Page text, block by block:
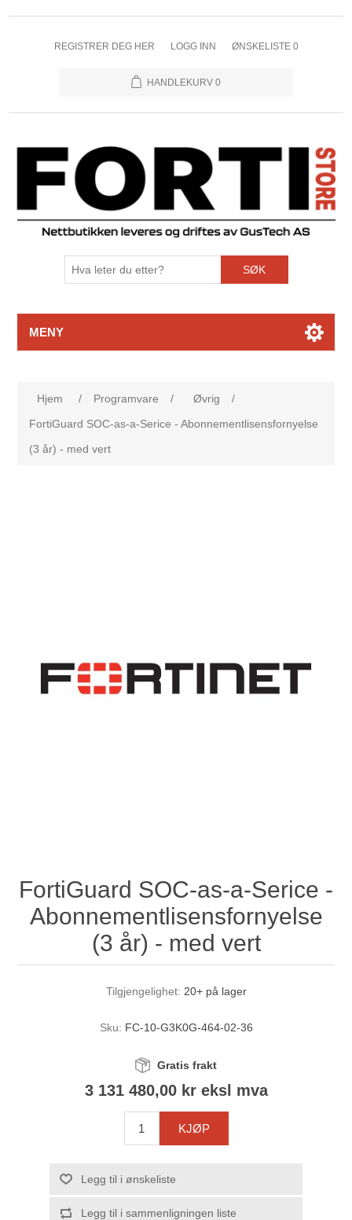
REGISTRER DEG HER LOGG INN ØNSKELISTE 0
HANDLEKURV 0
SØK
MENY
Hjem / Programvare / Øvrig
/
FortiGuard SOC-as-a-Serice - Abonnementlisensfornyelse
(3 år) - med vert
FortiGuard SOC-as-a-Serice -
Abonnementlisensfornyelse
(3 år) - med vert
Tilgjengelighet: 20+ på lager
Sku: FC-10-G3K0G-464-02-36
Gratis frakt
3 131 480,00 kr eksl mva
KJØP
Legg til i ønskeliste
Legg til i sammenligningen liste